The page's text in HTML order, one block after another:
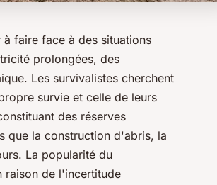
faire face à des situations
prolongées, des
Les survivalistes cherchent
survie et celle de leurs
des réserves
que la construction d'abris, la
La popularité du
raison de l'incertitude